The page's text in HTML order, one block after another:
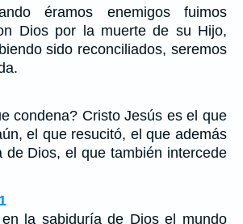
éramos enemigos fuimos
Dios por la muerte de su Hijo,
sido reconciliados, seremos
condena? Cristo Jesús es el que
el que resucitó, el que además
de Dios, el que también intercede
la sabiduría de Dios el mundo